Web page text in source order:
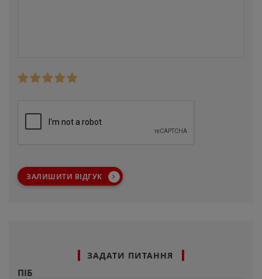
ЗАЛИШИТИ ВІДГУК
ЗАДАТИ ПИТАННЯ
ПІБ